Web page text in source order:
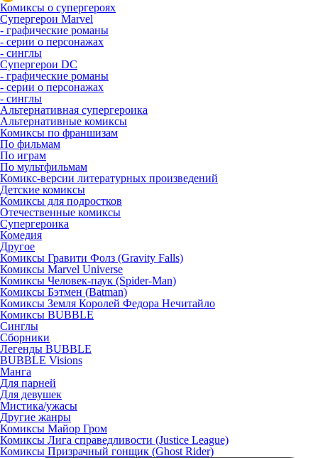
Комиксы о супергероях
Супергерои Marvel
- графические романы
- серии о персонажах
- синглы
Супергерои DC
- графические романы
- серии о персонажах
- синглы
Альтернативная супергероика
Альтернативные комиксы
Комиксы по франшизам
По фильмам
По играм
По мультфильмам
Комикс-версии литературных произведений
Детские комиксы
Комиксы для подростков
Отечественные комиксы
Супергероика
Комедия
Другое
Комиксы Гравити Фолз (Gravity Falls)
Комиксы Marvel Universe
Комиксы Человек-паук (Spider-Man)
Комиксы Бэтмен (Batman)
Комиксы Земля Королей Федора Нечитайло
Комиксы BUBBLE
Синглы
Сборники
Легенды BUBBLE
BUBBLE Visions
Манга
Для парней
Для девушек
Мистика/ужасы
Другие жанры
Комиксы Майор Гром
Комиксы Лига справедливости (Justice League)
Комиксы Призрачный гонщик (Ghost Rider)